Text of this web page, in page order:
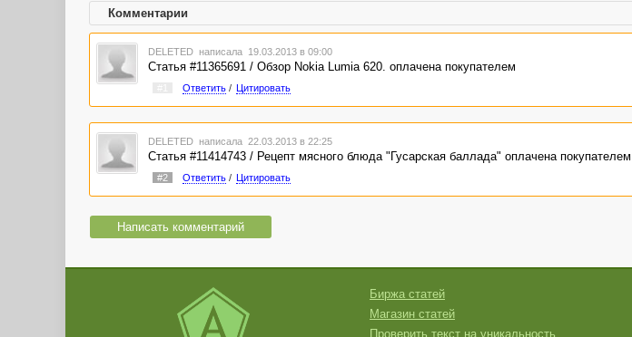
Комментарии
DELETED написала 19.03.2013 в 09:00
Статья #11365691 / Обзор Nokia Lumia 620. оплачена покупателем
Ответить/ Цитировать
DELETED написала 22.03.2013 в 22:25
Статья #11414743 / Рецепт мясного блюда "Гусарская баллада" оплачена покупателем
#2 Ответить/ Цитировать
Написать комментарий
Биржа статей
Магазин статей
Проверить текст на уникальность